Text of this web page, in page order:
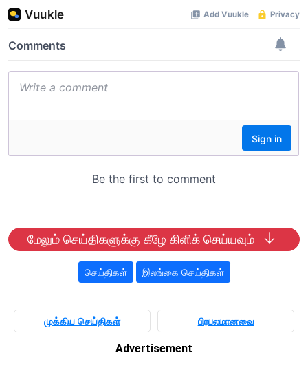
மேலும் செய்திகளுக்கு கீழே கிளிக் செய்யவும்
செய்திகள் இலங்கை செய்திகள்
முக்கிய செய்திகள் பிரபலமானவை
Advertisement